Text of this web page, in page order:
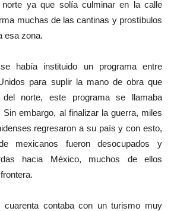
ya que solía culminar en la calle
muchas de las cantinas y prostíbulos
esa zona.
había instituido un programa entre
para suplir la mano de obra que
norte, este programa se llamaba
Sin embargo, al finalizar la guerra, miles
regresaron a su país y con esto,
mexicanos fueron desocupados y
hacia México, muchos de ellos
cuarenta contaba con un turismo muy